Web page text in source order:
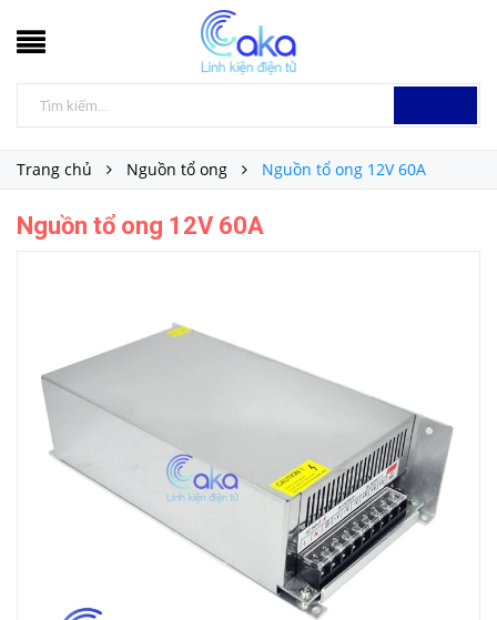
Trang chủ Nguồn tổ ong Nguồn tổ ong 12V 60A
Nguồn tổ ong 12V 60A